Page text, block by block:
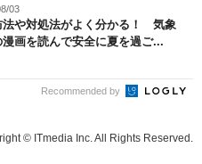
03
法や対処法がよく分かる！ 気象
画を読んで安全に夏を過ご...
Recommended by
© ITmedia Inc. All Rights Reserved.